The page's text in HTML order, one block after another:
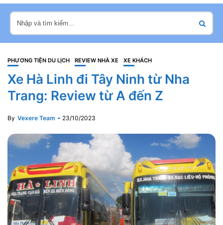
PHƯƠNG TIỆN DU LỊCH REVIEW NHÀ XE XE KHÁCH
Xe Hà Linh đi Tây Ninh từ Nha
Trang: Review từ A đến Z
By Vexere Team 23/10/2023